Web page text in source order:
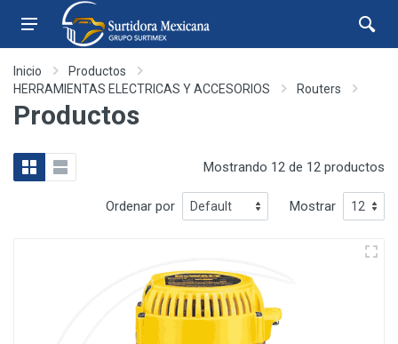
Inicio
Productos
HERRAMIENTAS ELECTRICAS Y ACCESORIOS
Routers
Productos
Mostrando 12 de 12 productos
Ordenar por Mostrar